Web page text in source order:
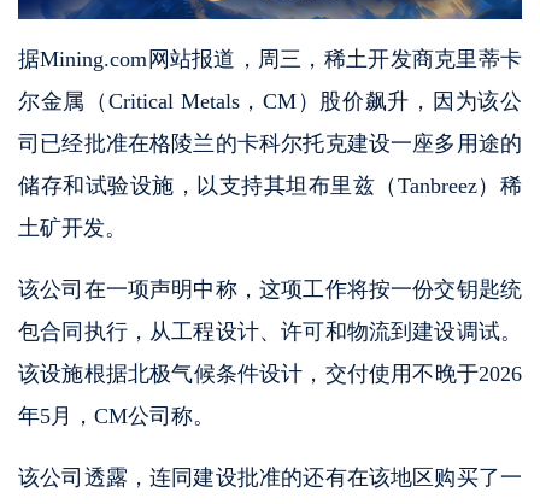
据Mining.com网站报道，周三，稀土开发商克里蒂卡
尔金属（Critical Metals，CM）股价飙升，因为该公
司已经批准在格陵兰的卡科尔托克建设一座多用途的
储存和试验设施，以支持其坦布里兹（Tanbreez）稀
土矿开发。
该公司在一项声明中称，这项工作将按一份交钥匙统
包合同执行，从工程设计、许可和物流到建设调试。
该设施根据北极气候条件设计，交付使用不晚于2026
年5月，CM公司称。
该公司透露，连同建设批准的还有在该地区购买了一